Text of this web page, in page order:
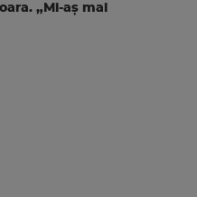
„Mi-aș mai